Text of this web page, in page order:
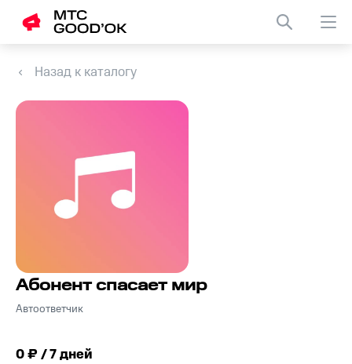
Назад к каталогу
Абонент спасает мир
Автоответчик
0 ₽ / 7 дней